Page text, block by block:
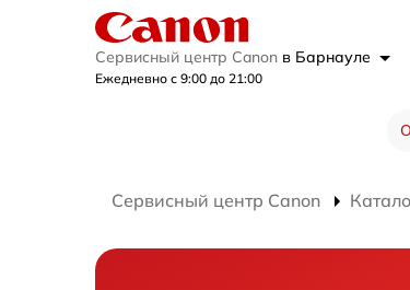
Сервисный центр Canon в Барнауле
Ежедневно с 9:00 до 21:00
Сервисный центр Canon